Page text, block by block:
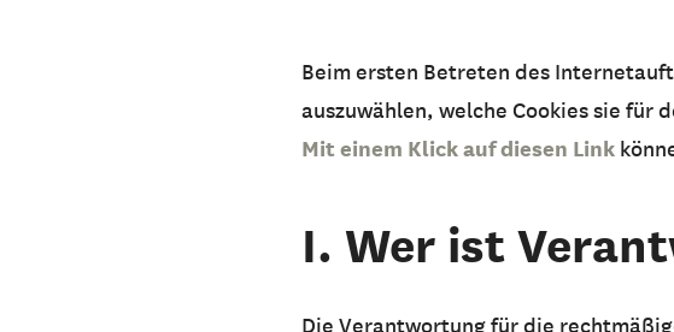
Beim ersten Betreten des
auszuwählen, welche Cookies sie für
Mit einem Klick auf diesen Link
I. Wer ist
Die Verantwortung für die